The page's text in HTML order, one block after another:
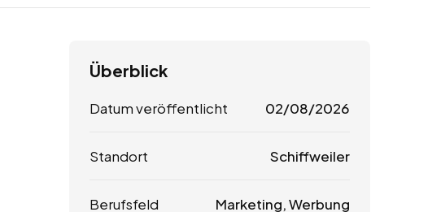
Überblick
Datum veröffentlicht 02/08/2026
Standort Schiffweiler
Berufsfeld Marketing, Werbung